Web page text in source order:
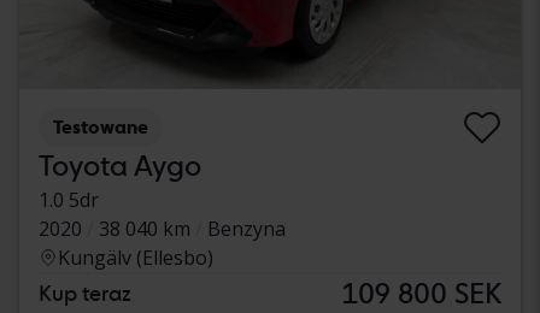
Testowane
Toyota Aygo
1.0 5dr
2020
38 040 km
Benzyna
Kungälv (Ellesbo)
Kup teraz 109 800 SEK